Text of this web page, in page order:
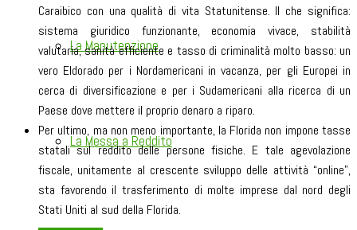
La Manutenzione
La Messa a Reddito
Caraibico con una qualità di vita Statunitense. Il che significa:
sistema giuridico funzionante, economia vivace, stabilità
valutaria, sanità efficiente e tasso di criminalità molto basso: un
vero Eldorado per i Nordamericani in vacanza, per gli Europei in
cerca di diversificazione e per i Sudamericani alla ricerca di un
Paese dove mettere il proprio denaro a riparo.
Per ultimo, ma non meno importante, la Florida non impone tasse
statali sul reddito delle persone fisiche. E tale agevolazione
fiscale, unitamente al crescente sviluppo delle attività “online”,
sta favorendo il trasferimento di molte imprese dal nord degli
Stati Uniti al sud della Florida.